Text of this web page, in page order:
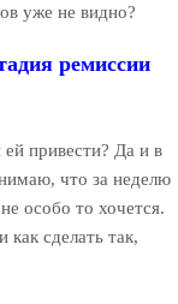
уже не видно?
ремиссии
привести? Да и в
что за неделю
особо то хочется.
сделать так,